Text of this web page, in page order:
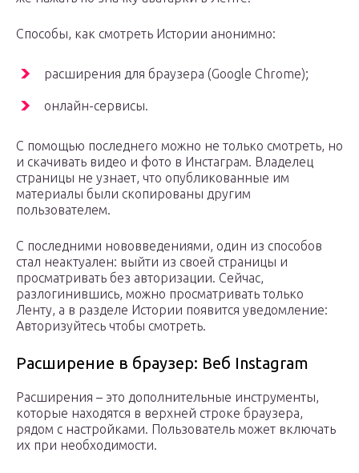
Способы, как смотреть Истории анонимно:
расширения для браузера (Google Chrome);
онлайн-сервисы.
С помощью последнего можно не только смотреть, но
и скачивать видео и фото в Инстаграм. Владелец
страницы не узнает, что опубликованные им
материалы были скопированы другим
пользователем.
С последними нововведениями, один из способов
стал неактуален: выйти из своей страницы и
просматривать без авторизации. Сейчас,
разлогинившись, можно просматривать только
Ленту, а в разделе Истории появится уведомление:
Авторизуйтесь чтобы смотреть.
Расширение в браузер: Веб Instagram
Расширения – это дополнительные инструменты,
которые находятся в верхней строке браузера,
рядом с настройками. Пользователь может включать
их при необходимости.